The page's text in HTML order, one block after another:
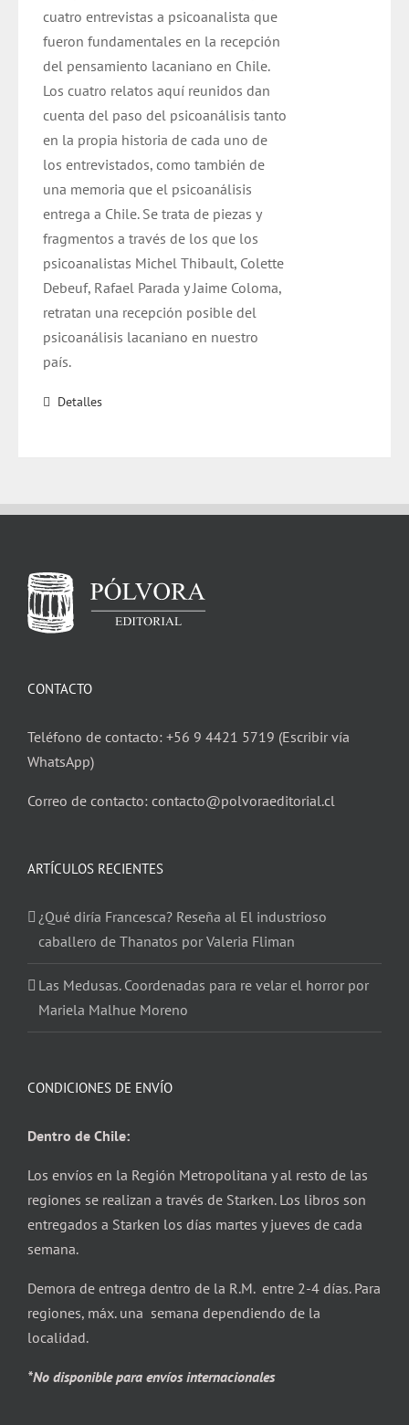
cuatro entrevistas a psicoanalista que
fueron fundamentales en la recepción
del pensamiento lacaniano en Chile.
Los cuatro relatos aquí reunidos dan
cuenta del paso del psicoanálisis tanto
en la propia historia de cada uno de
los entrevistados, como también de
una memoria que el psicoanálisis
entrega a Chile. Se trata de piezas y
fragmentos a través de los que los
psicoanalistas Michel Thibault, Colette
Debeuf, Rafael Parada y Jaime Coloma,
retratan una recepción posible del
psicoanálisis lacaniano en nuestro
país.
Detalles
CONTACTO
Teléfono de contacto: +56 9 4421 5719 (Escribir vía
WhatsApp)
Correo de contacto: contacto@polvoraeditorial.cl
ARTÍCULOS RECIENTES
¿Qué diría Francesca? Reseña al El industrioso
caballero de Thanatos por Valeria Fliman
Las Medusas. Coordenadas para re velar el horror por
Mariela Malhue Moreno
CONDICIONES DE ENVÍO
Dentro de Chile:
Los envíos en la Región Metropolitana y al resto de las
regiones se realizan a través de Starken. Los libros son
entregados a Starken los días martes y jueves de cada
semana.
Demora de entrega dentro de la R.M. entre 2-4 días. Para
regiones, máx. una semana dependiendo de la
localidad.
*No disponible para envíos internacionales